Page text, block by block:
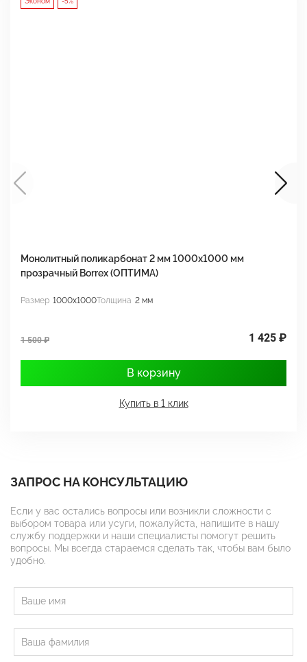
Монолитный поликарбонат 2 мм 1000x1000 мм
прозрачный Borrex (ОПТИМА)
Размер 1000x1000Толщина 2 мм
1 500 ₽ 1 425 ₽
В корзину
Купить в 1 клик
ЗАПРОС НА КОНСУЛЬТАЦИЮ
Если у вас остались вопросы или возникли сложности с
выбором товара или усуги, пожалуйста, напишите в нашу
службу поддержки и наши специалисты помогут решить
вопросы. Мы всегда стараемся сделать так, чтобы вам было
удобно.